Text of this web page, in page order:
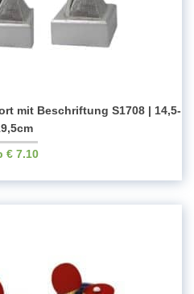
mit Beschriftung S1708 | 14,5-
€7.10